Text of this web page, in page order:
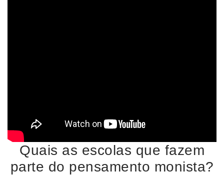
Quais as escolas que fazem
parte do pensamento monista?